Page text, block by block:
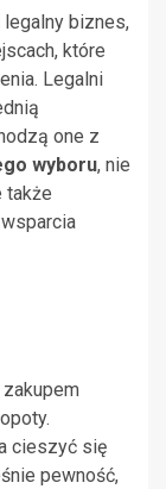
biznes,
które
Legalni
one z
wyboru, nie
także
cieszyć się
pewność,